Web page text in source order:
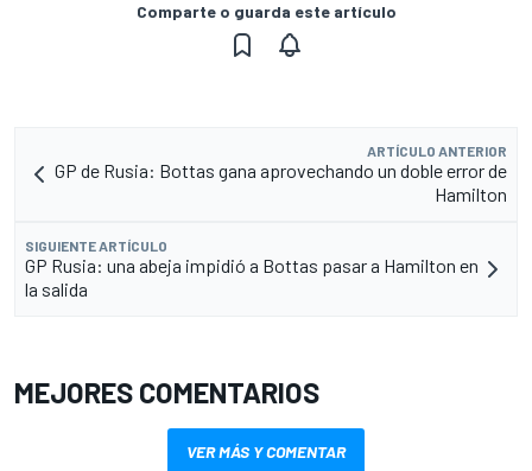
Comparte o guarda este artículo
ARTÍCULO ANTERIOR
GP de Rusia: Bottas gana aprovechando un doble error de
Hamilton
SIGUIENTE ARTÍCULO
GP Rusia: una abeja impidió a Bottas pasar a Hamilton en
la salida
MEJORES COMENTARIOS
VER MÁS Y COMENTAR